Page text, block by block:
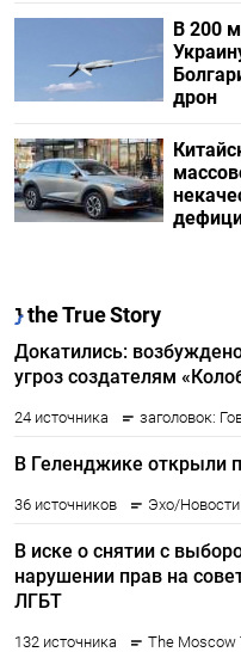
В 200
дрон